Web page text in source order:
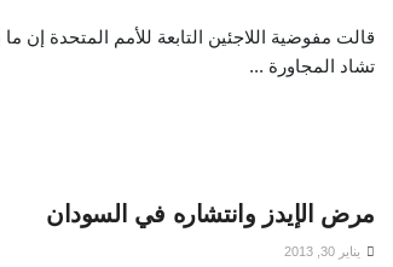
تشاد المجاورة ...
مرض الإيدز وانتشاره في السودان
يناير 30, 2013